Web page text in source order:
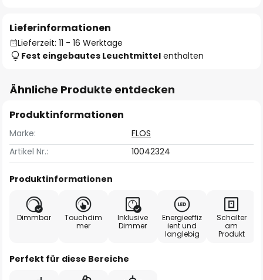
Lieferinformationen
Lieferzeit: 11 - 16 Werktage
Fest eingebautes Leuchtmittel enthalten
Ähnliche Produkte entdecken
Produktinformationen
Marke:
FLOS
Artikel Nr.:
10042324
Produktinformationen
Dimmbar
Touchdim
mer
Inklusive
Dimmer
Energieeffiz
ient und
langlebig
Schalter
am
Produkt
Perfekt für diese Bereiche